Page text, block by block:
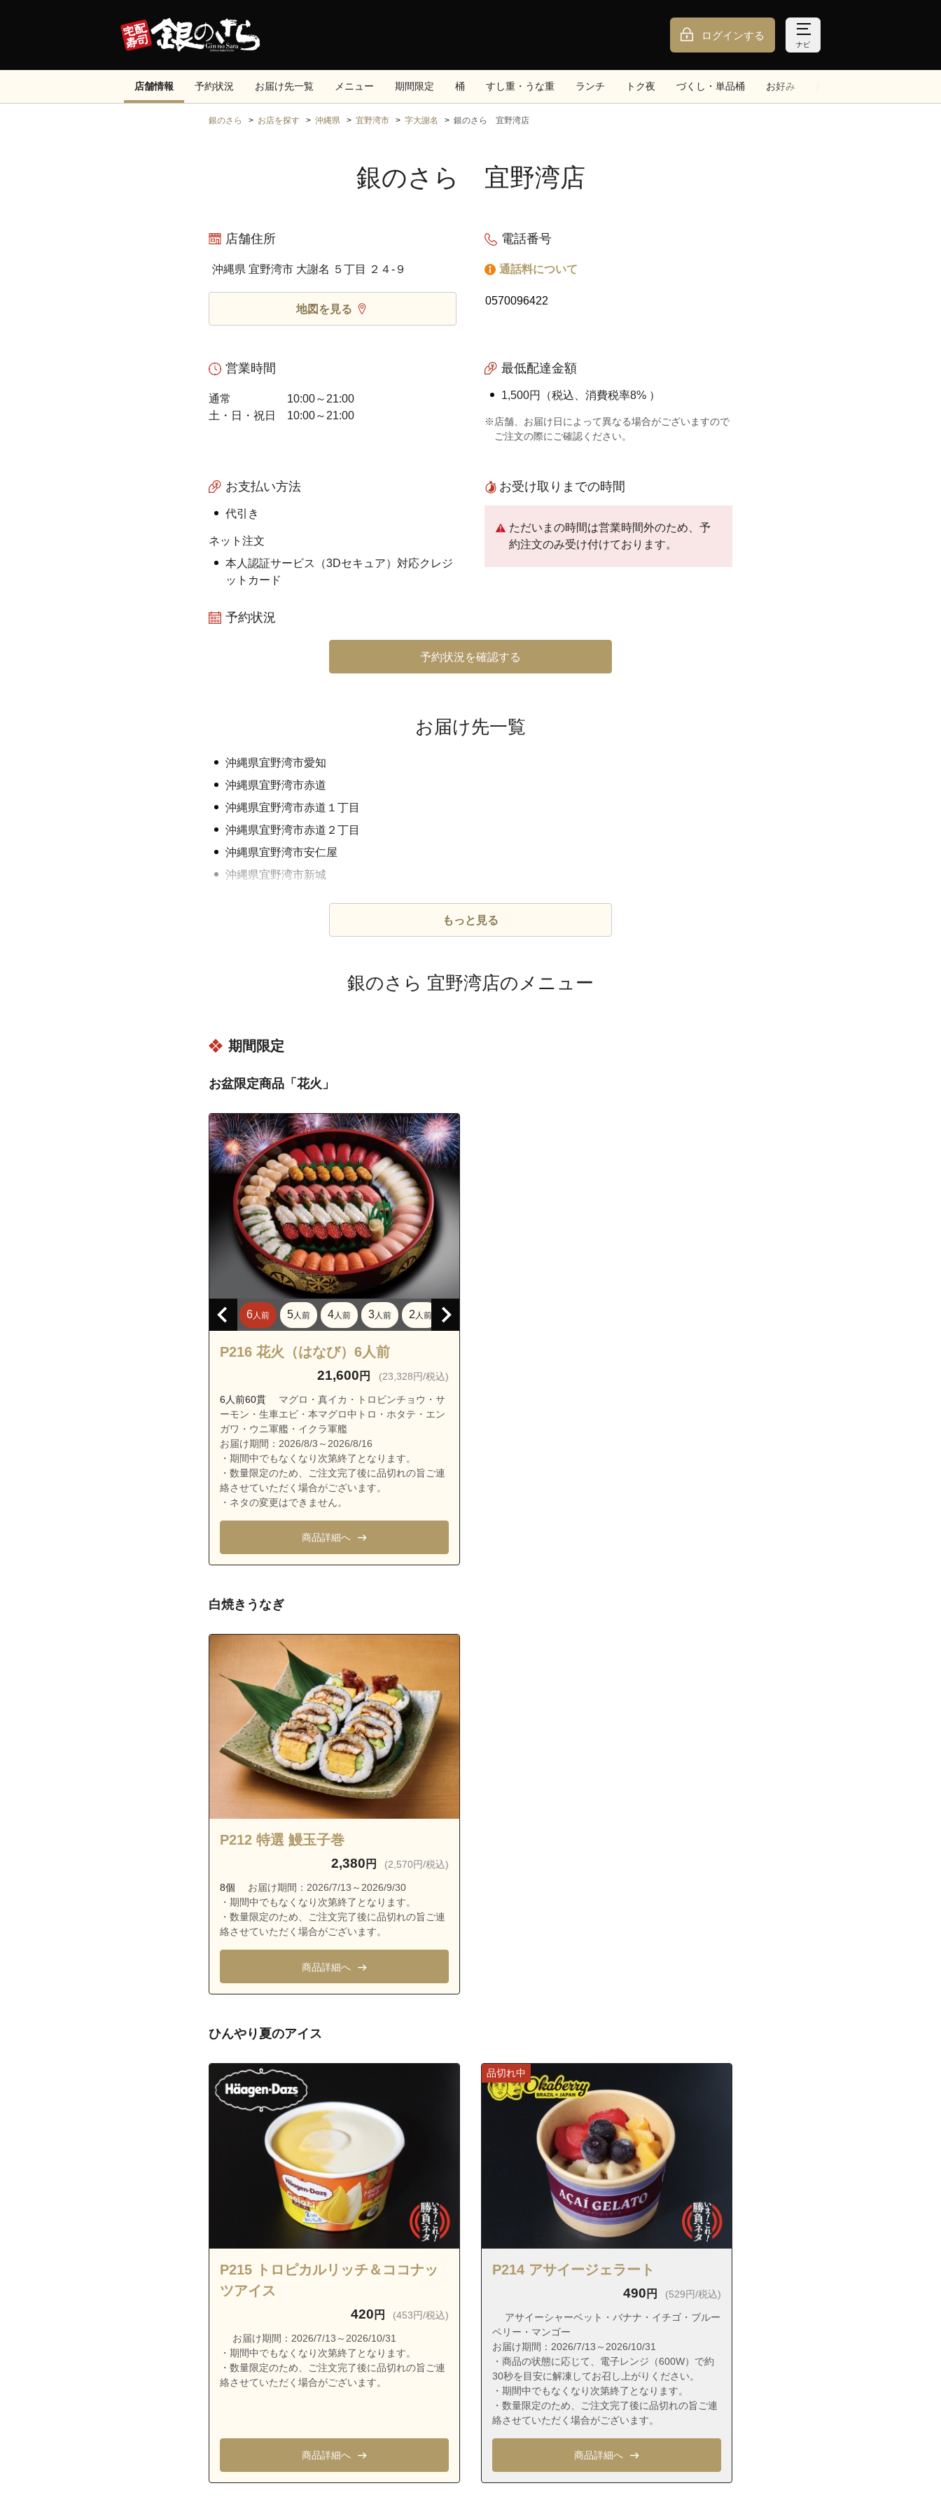
ログインする
ナビ
店舗情報 予約状況 お届け先一覧 メニュー 期間限定 桶 すし重・うな重 ランチ トク夜 づくし・単品桶 お好み
銀のさら お店を探す 沖縄県 宜野湾市 字大謝名 銀のさら 宜野湾店
銀のさら 宜野湾店
店舗住所
沖縄県 宜野湾市 大謝名 ５丁目 ２４‐９
地図を見る
電話番号
通話料について
0570096422
営業時間
通常
10:00～21:00
土・日・祝日
10:00～21:00
最低配達金額
1,500円（税込、消費税率8% ）
※店舗、お届け日によって異なる場合がございますので
ご注文の際にご確認ください。
お支払い方法
代引き
ネット注文
本人認証サービス（3Dセキュア）対応クレジ
ットカード
お受け取りまでの時間
ただいまの時間は営業時間外のため、予
約注文のみ受け付けております。
予約状況
予約状況を確認する
お届け先一覧
沖縄県宜野湾市愛知
沖縄県宜野湾市赤道
沖縄県宜野湾市赤道１丁目
沖縄県宜野湾市赤道２丁目
沖縄県宜野湾市安仁屋
沖縄県宜野湾市新城
沖縄県宜野湾市伊佐２丁目
沖縄県宜野湾市上原
沖縄県宜野湾市上原１丁目
沖縄県宜野湾市宇地泊
沖縄県宜野湾市大謝名
沖縄県宜野湾市大謝名１丁目
沖縄県宜野湾市大謝名２丁目
沖縄県宜野湾市大謝名３丁目
沖縄県宜野湾市大謝名４丁目
沖縄県宜野湾市大謝名５丁目
沖縄県宜野湾市大山
沖縄県宜野湾市大山１丁目
沖縄県宜野湾市大山２丁目
沖縄県宜野湾市大山３丁目
沖縄県宜野湾市大山６丁目
沖縄県宜野湾市大山７丁目
沖縄県宜野湾市嘉数１丁目
沖縄県宜野湾市嘉数２丁目
沖縄県宜野湾市嘉数３丁目
沖縄県宜野湾市嘉数４丁目
沖縄県宜野湾市我如古１丁目
沖縄県宜野湾市我如古３丁目
沖縄県宜野湾市我如古４丁目
沖縄県宜野湾市神山
沖縄県宜野湾市宜野湾１丁目
沖縄県宜野湾市宜野湾２丁目
沖縄県宜野湾市宜野湾３丁目
沖縄県宜野湾市喜友名
沖縄県宜野湾市喜友名１丁目
沖縄県宜野湾市喜友名２丁目
沖縄県宜野湾市佐真下
沖縄県宜野湾市志真志１丁目
沖縄県宜野湾市志真志２丁目
沖縄県宜野湾市志真志３丁目
沖縄県宜野湾市志真志４丁目
沖縄県宜野湾市長田
沖縄県宜野湾市長田１丁目
沖縄県宜野湾市長田２丁目
沖縄県宜野湾市長田３丁目
沖縄県宜野湾市中原
沖縄県宜野湾市野嵩
沖縄県宜野湾市野嵩１丁目
沖縄県宜野湾市野嵩２丁目
沖縄県宜野湾市野嵩３丁目
沖縄県宜野湾市野嵩４丁目
沖縄県宜野湾市普天間
沖縄県宜野湾市普天間１丁目
沖縄県宜野湾市普天間２丁目
沖縄県宜野湾市真栄原１丁目
沖縄県宜野湾市真栄原２丁目
沖縄県宜野湾市真栄原３丁目
沖縄県宜野湾市真志喜
沖縄県宜野湾市真志喜１丁目
沖縄県宜野湾市真志喜２丁目
もっと見る
銀のさら 宜野湾店のメニュー
期間限定
お盆限定商品「花火」
6人前 5人前 4人前 3人前 2 人前 1
P216 花火（はなび）6人前
21,600 円 (23,328円/税込)
6人前60貫
マグロ・真イカ・トロビンチョウ・サ
ーモン・生車エビ・本マグロ中トロ・ホタテ・エン
ガワ・ウニ軍艦・イクラ軍艦
お届け期間：2026/8/3～2026/8/16
・期間中でもなくなり次第終了となります。
・数量限定のため、ご注文完了後に品切れの旨ご連
絡させていただく場合がございます。
・ネタの変更はできません。
商品詳細へ
白焼きうなぎ
P212 特選 鰻玉子巻
2,380 円 (2,570円/税込)
8個
お届け期間：2026/7/13～2026/9/30
・期間中でもなくなり次第終了となります。
・数量限定のため、ご注文完了後に品切れの旨ご連
絡させていただく場合がございます。
商品詳細へ
ひんやり夏のアイス
P215 トロピカルリッチ＆ココナッ
ツアイス
420 円 (453円/税込)
お届け期間：2026/7/13～2026/10/31
・期間中でもなくなり次第終了となります。
・数量限定のため、ご注文完了後に品切れの旨ご連
絡させていただく場合がございます。
商品詳細へ
品切れ中
P214 アサイージェラート
490 円 (529円/税込)
アサイーシャーベット・バナナ・イチゴ・ブルー
ベリー・マンゴー
お届け期間：2026/7/13～2026/10/31
・商品の状態に応じて、電子レンジ（600W）で約
30秒を目安に解凍してお召し上がりください。
・期間中でもなくなり次第終了となります。
・数量限定のため、ご注文完了後に品切れの旨ご連
絡させていただく場合がございます。
商品詳細へ